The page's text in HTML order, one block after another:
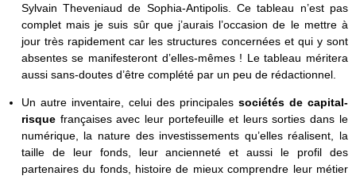
Sylvain Theveniaud de Sophia-Antipolis. Ce tableau n’est pas
complet mais je suis sûr que j’aurais l’occasion de le mettre à
jour très rapidement car les structures concernées et qui y sont
absentes se manifesteront d’elles-mêmes ! Le tableau méritera
aussi sans-doutes d’être complété par un peu de rédactionnel.
Un autre inventaire, celui des principales sociétés de capital-
risquefrançaises avec leur portefeuille et leurs sorties dans le
numérique, la nature des investissements qu’elles réalisent, la
taille de leur fonds, leur ancienneté et aussi le profil des
partenaires du fonds, histoire de mieux comprendre leur métier